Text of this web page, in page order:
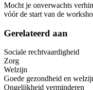
Mocht je onverwachts
vóór de start van de
Gerelateerd aan
Sociale rechtvaardigheid
Zorg
Welzijn
Goede gezondheid en
Ongelijkheid verminderen